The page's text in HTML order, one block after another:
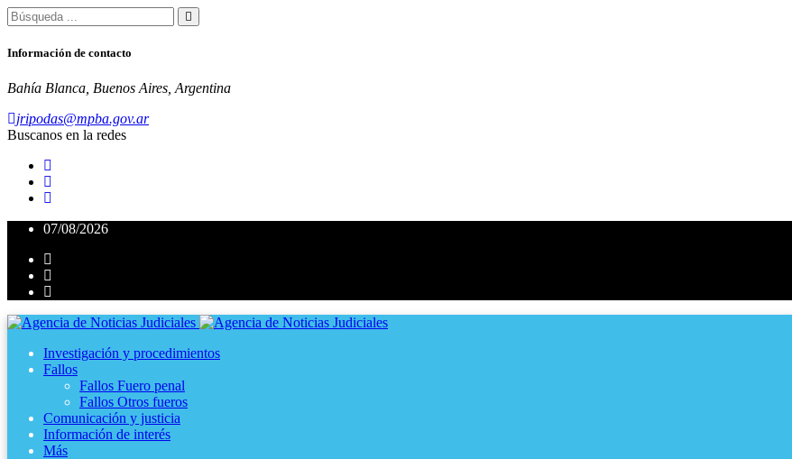
Información de contacto
Bahía Blanca, Buenos Aires, Argentina
jripodas@mpba.gov.ar
Buscanos en la redes
07/08/2026
Investigación y procedimientos
Fallos
Fallos Fuero penal
Fallos Otros fueros
Comunicación y justicia
Información de interés
Más